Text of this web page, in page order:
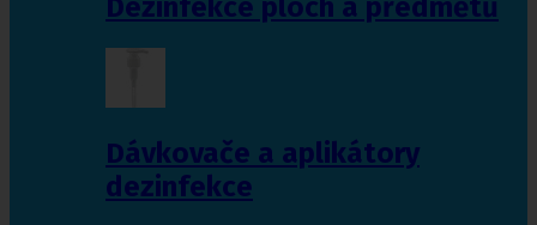
Dezinfekce ploch a předmětů
Dávkovače a aplikátory
dezinfekce